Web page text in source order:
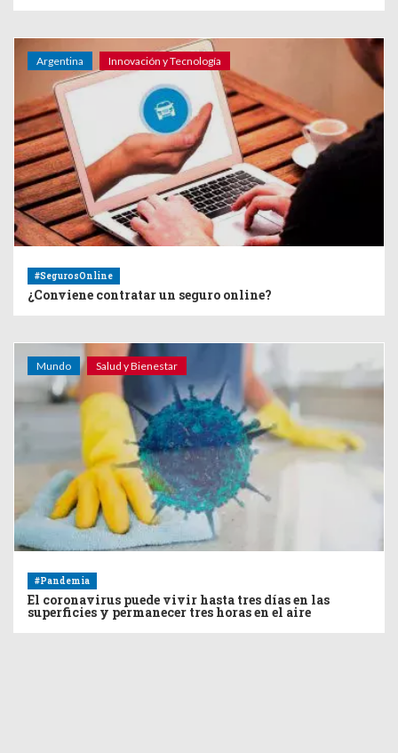
Argentina Innovación y Tecnología
#SegurosOnline
¿Conviene contratar un seguro online?
Mundo Salud y Bienestar
#Pandemia
El coronavirus puede vivir hasta tres días en las
superficies y permanecer tres horas en el aire